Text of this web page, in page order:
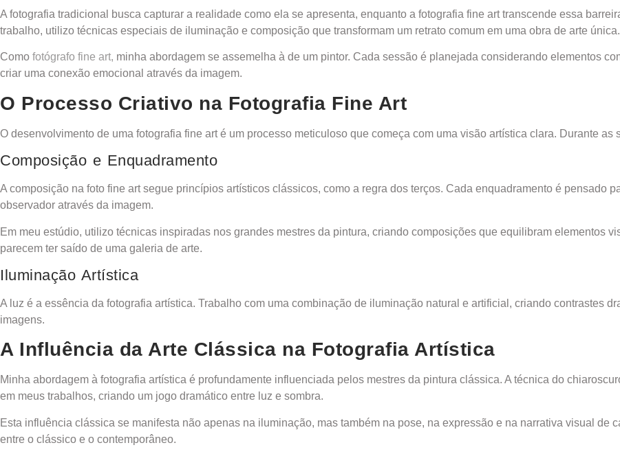
A fotografia tradicional busca capturar a realidade como ela se apresenta, enquanto a fotografia fine art transcende essa
trabalho, utilizo técnicas especiais de iluminação e composição que transformam um retrato comum em uma obra de arte única.
Como fotógrafo fine art, minha abordagem se assemelha à de um pintor. Cada sessão é planejada considerando elementos
criar uma conexão emocional através da imagem.
O Processo Criativo na Fotografia Fine Art
O desenvolvimento de uma fotografia fine art é um processo meticuloso que começa com uma visão artística clara. Durante as
Composição e Enquadramento
A composição na foto fine art segue princípios artísticos clássicos, como a regra dos terços. Cada enquadramento é pensado
observador através da imagem.
Em meu estúdio, utilizo técnicas inspiradas nos grandes mestres da pintura, criando composições que equilibram elementos
parecem ter saído de uma galeria de arte.
Iluminação Artística
A luz é a essência da fotografia artística. Trabalho com uma combinação de iluminação natural e artificial, criando contrastes
imagens.
A Influência da Arte Clássica na Fotografia Artística
Minha abordagem à fotografia artística é profundamente influenciada pelos mestres da pintura clássica. A técnica do
em meus trabalhos, criando um jogo dramático entre luz e sombra.
Esta influência clássica se manifesta não apenas na iluminação, mas também na pose, na expressão e na narrativa visual de
entre o clássico e o contemporâneo.